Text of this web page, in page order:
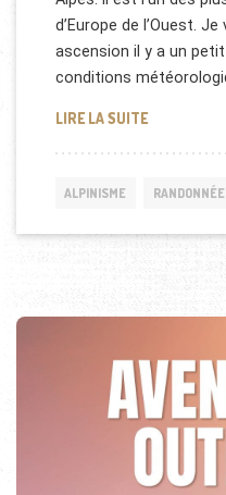
d’Europe de l’Ouest.
ascension il y a un
conditions
LIRE LA SUITEASCENSION
ALPINISME RANDONNÉE